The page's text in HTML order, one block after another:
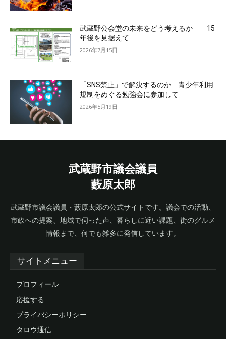
武蔵野公会堂の未来をどう考えるか――15
年後を見据えて
2026年7月15日
「SNS禁止」で解決するのか 青少年利用
規制をめぐる勉強会に参加して
2026年5月19日
武蔵野市議会議員
藪原太郎
武蔵野市議会議員・藪原太郎の公式サイトです。議会での活動、
市政への提案、地域で伺った声、暮らしに近い課題、街のグルメ
情報まで、何でも雑多に発信しています。
サイトメニュー
プロフィール
応援する
プライバシーポリシー
タロウ通信